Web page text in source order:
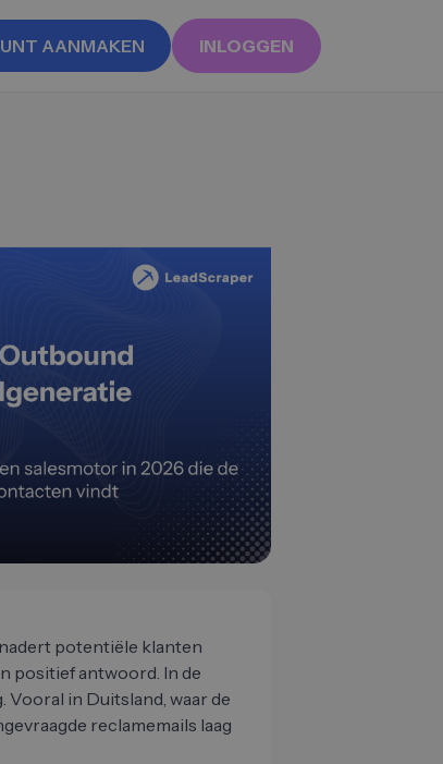
AANMAKEN INLOGGEN
potentiële klanten
positief antwoord. In de
in Duitsland, waar de
reclamemails laag